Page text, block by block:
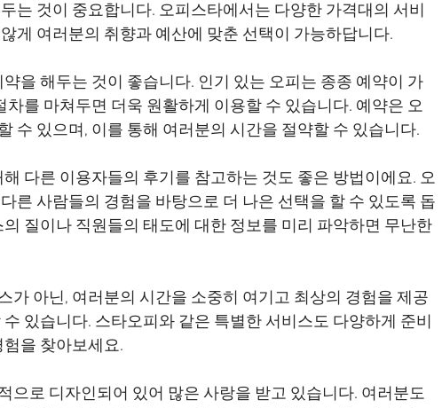
는 것이 중요합니다. 오피스타에서는 다양한 가격대의 서비
을 해두는 것이 좋습니다. 인기 있는 오피는 종종 예약이 가
차를 마쳐두면 더욱 원활하게 이용할 수 있습니다. 예약은 오
다른 이용자들의 후기를 참고하는 것도 좋은 방법이에요. 오
른 사람들의 경험을 바탕으로 더 나은 선택을 할 수 있도록 돕
질이나 직원들의 태도에 대한 정보를 미리 파악하면 무난한
가 아닌, 여러분의 시간을 소중히 여기고 최상의 경험을 제공
있습니다. 스타오피와 같은 특별한 서비스도 다양하게 준비
으로 디자인되어 있어 많은 사랑을 받고 있습니다. 여러분도